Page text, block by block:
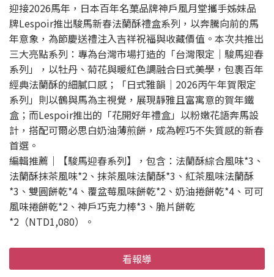
迎接2026馬年，日本百年名菓品牌神戶風月堂攜手姊妹品
牌Lespoir推出駿馬新春法蘭酥禮盒系列，以奔騰向前的馬
年意象，為節慶送禮注入吉祥祝福與收藏價值。本次共推出
三大亮點系列：專為台灣市場打造的「台灣限定｜駿馬迎春
系列」，以牡丹、菊花與暖紅色調融合日式美學，包裹百年
經典法蘭酥的細膩口感；「日式雅韻｜2026丙午年賀限定
系列」則以鶴與馬為主視覺，展現靜雅且富寓意的賀年鐵
盒；而Lespoir推出的「花開好年禮盒」以粉嫩花語奔馬設
計，搭配可爾必思白奶油薄煎餅，成為輕巧不失質感的新春
首選。
編輯推薦｜【駿馬迎春系列】，包含：法蘭酥綜合風味*3、
法蘭酥抹茶風味*2、抹茶風味法蘭酥*3、紅茶風味法蘭酥
*3、雙圓餅乾*4、覆盆莓風味餅乾*2、奶油捲餅乾*4、可可
風味捲餅乾*2、神戶巧克力棒*3、脆片餅乾
*2（NTD1,080）。
看報導